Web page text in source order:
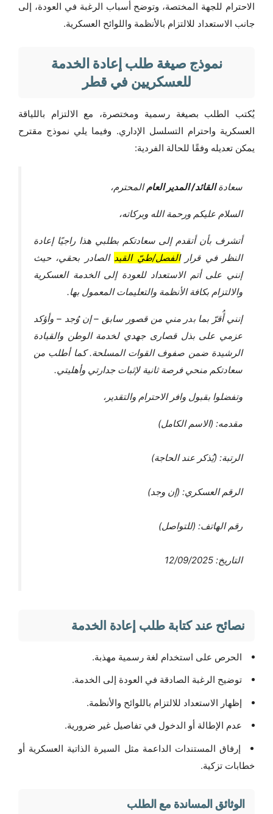
الاحترام للجهة المختصة، وتوضح أسباب الرغبة في العودة، إلى
جانب الاستعداد للالتزام بالأنظمة واللوائح العسكرية.
نموذج صيغة طلب إعادة الخدمة
للعسكريين في قطر
يُكتب الطلب بصيغة رسمية ومختصرة، مع الالتزام باللياقة
العسكرية واحترام التسلسل الإداري. وفيما يلي نموذج مقترح
يمكن تعديله وفقًا للحالة الفردية:
سعادةالقائد/ المدير العامالمحترم،
السلام عليكم ورحمة الله وبركاته،
أتشرف بأن أتقدم إلى سعادتكم بطلبي هذا راجيًا إعادة
النظر في قرارالفصل/طيّ القيد الصادر بحقي، حيث
إنني على أتم الاستعداد للعودة إلى الخدمة العسكرية
والالتزام بكافة الأنظمة والتعليمات المعمول بها.
إنني أُقرّ بما بدر مني من قصور سابق – إن وُجد – وأؤكد
عزمي على بذل قصارى جهدي لخدمة الوطن والقيادة
الرشيدة ضمن صفوف القوات المسلحة. كما أطلب من
سعادتكم منحي فرصة ثانية لإثبات جدارتي وأهليتي.
وتفضلوا بقبول وافر الاحترام والتقدير،
مقدمه: (الاسم الكامل)
الرتبة: (يُذكر عند الحاجة)
الرقم العسكري: (إن وجد)
رقم الهاتف: (للتواصل)
التاريخ: 12/09/2025
نصائح عند كتابة طلب إعادة الخدمة
الحرص على استخدام لغة رسمية مهذبة.
توضيح الرغبة الصادقة في العودة إلى الخدمة.
إظهار الاستعداد للالتزام باللوائح والأنظمة.
عدم الإطالة أو الدخول في تفاصيل غير ضرورية.
إرفاق المستندات الداعمة مثل السيرة الذاتية العسكرية أو
خطابات تزكية.
الوثائق المساندة مع الطلب